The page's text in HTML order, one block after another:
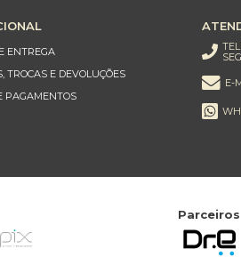
ENTREGA
TROCAS E DEVOLUÇÕES
PAGAMENTOS
E-
Parceiros